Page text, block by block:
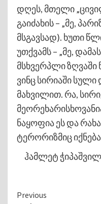
დღეს, მთელი
გაიძახის – „მე,
მსგავსად). ხუთი
უთქვამს – „მე,
მსხვერპლი ზღვაში
ვინც სირიაში
მახვილით. რა,
ნაყოფია ეს და
ტერორიზმიც
ჰამლეტ
Continue
Previous